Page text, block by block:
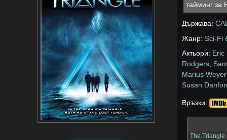
тайминг за
Държава:
Жанр: Sci-Fi
Актьори: Eric
Rodgers,
Marius
Susan
Връзки: